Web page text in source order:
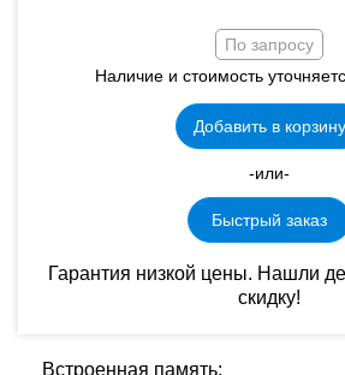
По запросу
Наличие и стоимость
Добавить в корзину
-или-
Быстрый заказ
Гарантия низкой цены. Нашли
скидку!
Встроенная память: